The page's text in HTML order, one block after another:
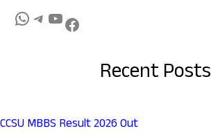
Recent Posts
CCSU MBBS Result 2026 Out